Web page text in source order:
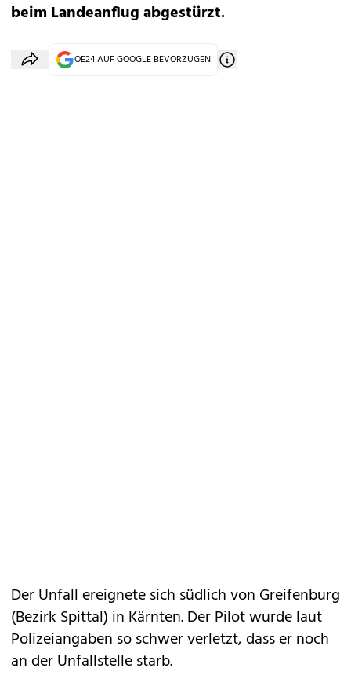
beim Landeanflug abgestürzt.
OE24 AUF GOOGLE BEVORZUGEN
Der Unfall ereignete sich südlich von Greifenburg
(Bezirk Spittal) in Kärnten. Der Pilot wurde laut
Polizeiangaben so schwer verletzt, dass er noch
an der Unfallstelle starb.